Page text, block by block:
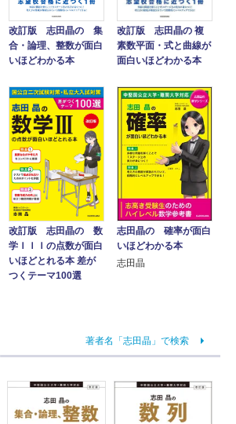
改訂版 志田晶の 集
合・論理、整数が面白
いほどわかる本
改訂版 志田晶の 複
素数平面・式と曲線が
面白いほどわかる本
改訂版 志田晶の 数
学ＩＩＩの点数が面白
いほどとれる本 差が
つくテーマ100選
志田晶の 確率が面白
いほどわかる本
志田晶
著者名「志田晶」で検索